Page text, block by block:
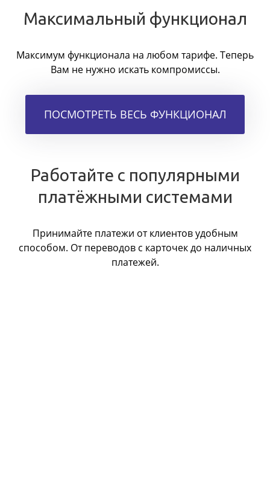
Максимальный функционал
Максимум функционала на любом тарифе. Теперь
Вам не нужно искать компромиссы.
ПОСМОТРЕТЬ ВЕСЬ ФУНКЦИОНАЛ
Работайте с популярными
платёжными системами
Принимайте платежи от клиентов удобным
способом. От переводов с карточек до наличных
платежей.